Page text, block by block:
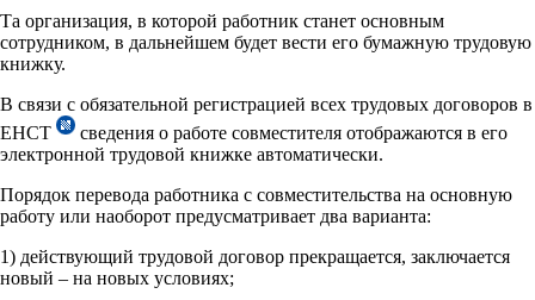
Та организация, в которой работник станет основным
сотрудником, в дальнейшем будет вести его бумажную трудовую
книжку.
В связи с обязательной регистрацией всех трудовых договоров в
ЕНСТ
сведения о работе совместителя отображаются в его
электронной трудовой книжке автоматически.
Порядок перевода работника с совместительства на основную
работу или наоборот предусматривает два варианта:
1) действующий трудовой договор прекращается, заключается
новый – на новых условиях;